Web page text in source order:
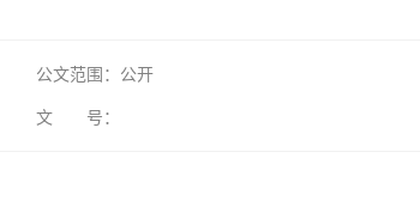
公文范围：公开
文 号：